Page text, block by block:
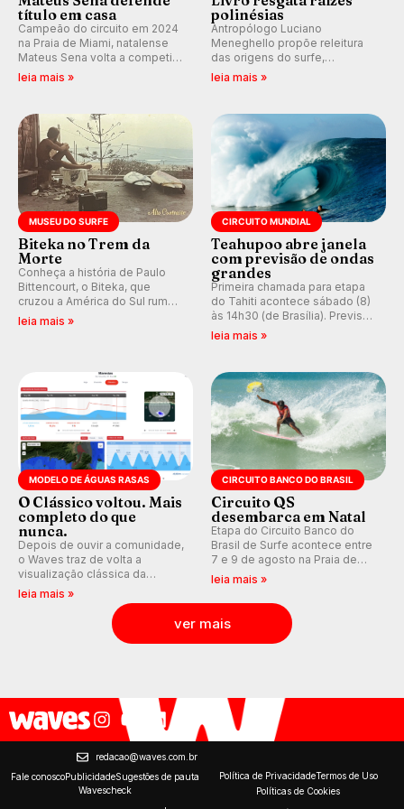
título em casa
Campeão do circuito em 2024
na Praia de Miami, natalense
Mateus Sena volta a competir
em casa em busca de manter a
leia mais »
polinésias
Antropólogo Luciano
Meneghello propõe releitura
das origens do surfe,
resgatando a cultura polinésia
prática em esporte e indústria.
leia mais »
MUSEU DO SURFE
Biteka no Trem da
Morte
Conheça a história de Paulo
Bittencourt, o Biteka, que
cruzou a América do Sul rumo
ao Pacífico em uma jornada
leia mais »
CIRCUITO MUNDIAL
Teahupoo abre janela
com previsão de ondas
grandes
Primeira chamada para etapa
do Tahiti acontece sábado (8)
às 14h30 (de Brasília). Previsão
indica swell consistente.
Kelly Slater convidado.
leia mais »
MODELO DE ÁGUAS RASAS
O Clássico voltou. Mais
completo do que
nunca.
Depois de ouvir a comunidade,
o Waves traz de volta a
visualização clássica da
previsão de águas rasas,
agora integrada à nova
plataforma e com previsão das
ondas para até 16 dias.
leia mais »
CIRCUITO BANCO DO BRASIL
Circuito QS
desembarca em Natal
Etapa do Circuito Banco do
Brasil de Surfe acontece entre
7 e 9 de agosto na Praia de
Miami (RN), em disputas
(QS) 4.000 e pela corrida por
vagas no Challenger Series.
leia mais »
ver mais
redacao@waves.com.br
Fale conoscoPublicidadeSugestões de pauta
Wavescheck
Política de PrivacidadeTermos de Uso
Políticas de Cookies